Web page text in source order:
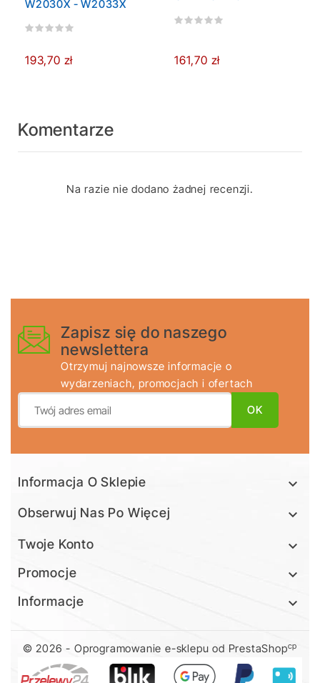
W2030X - W2033X
193,70 zł 161,70 zł
Komentarze
Na razie nie dodano żadnej recenzji.
Zapisz się do naszego
newslettera
Otrzymuj najnowsze informacje o
wydarzeniach, promocjach i ofertach
Informacja O Sklepie 
Obserwuj Nas Po Więcej 
Twoje Konto 
Promocje 
Informacje 
© 2026 - Oprogramowanie e-sklepu od PrestaShopcp